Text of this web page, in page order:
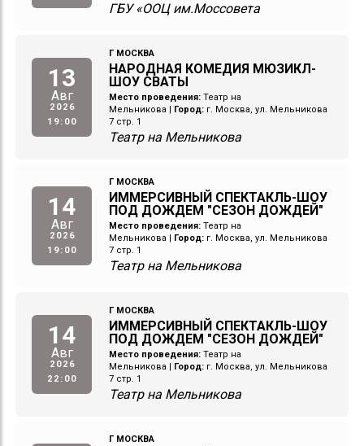
ГБУ «ООЦ им.Моссовета
13
Авг
2026
19:00
Г МОСКВА
НАРОДНАЯ КОМЕДИЯ МЮЗИКЛ-
ШОУ СВАТЫ
Место проведения: Театр на
Мельникова
Город: г. Москва, ул. Мельникова
7 стр. 1
Театр на Мельникова
14
Авг
2026
19:00
Г МОСКВА
ИММЕРСИВНЫЙ СПЕКТАКЛЬ-ШОУ
ПОД ДОЖДЕМ "СЕЗОН ДОЖДЕЙ"
Место проведения: Театр на
Мельникова
Город: г. Москва, ул. Мельникова
7 стр. 1
Театр на Мельникова
14
Авг
2026
22:00
Г МОСКВА
ИММЕРСИВНЫЙ СПЕКТАКЛЬ-ШОУ
ПОД ДОЖДЕМ "СЕЗОН ДОЖДЕЙ"
Место проведения: Театр на
Мельникова
Город: г. Москва, ул. Мельникова
7 стр. 1
Театр на Мельникова
Г МОСКВА